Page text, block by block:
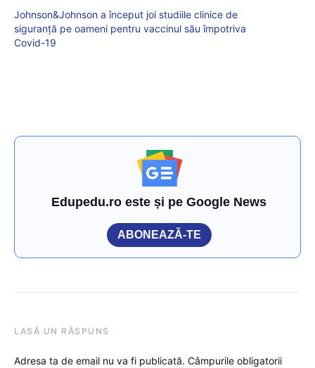
Johnson&Johnson a început joi studiile clinice de
siguranţă pe oameni pentru vaccinul său împotriva
Covid-19
Edupedu.ro este și pe Google News
ABONEAZĂ-TE
LASĂ UN RĂSPUNS
Adresa ta de email nu va fi publicată. Câmpurile obligatorii